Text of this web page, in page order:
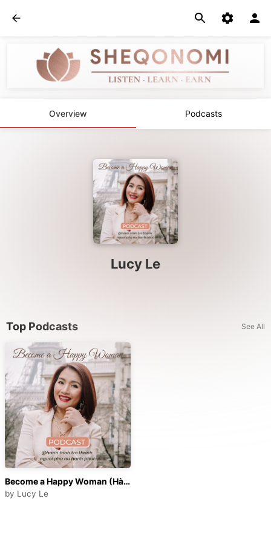
Overview Podcasts
Lucy Le
Top Podcasts See All
Become a Happy Woman (Hành Trình Trở Thành Người Phụ Nữ Hạnh Phúc)
by Lucy Le